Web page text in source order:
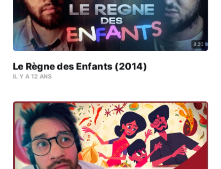
8:20
Le Règne des Enfants (2014)
IL Y A 12 ANS